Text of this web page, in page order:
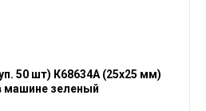
50 шт) К68634А (25х25 мм)
машине зеленый